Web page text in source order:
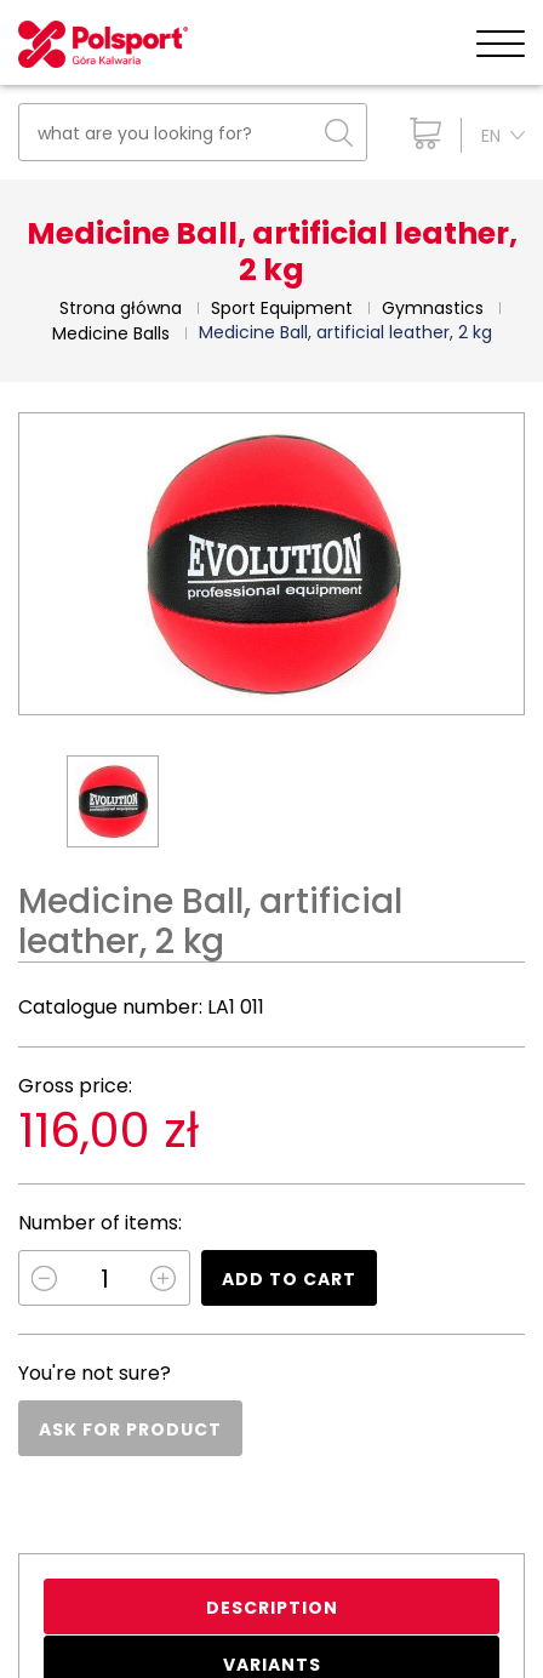
EN
Medicine Ball, artificial leather,
2 kg
Strona główna Sport Equipment
Gymnastics
Medicine Balls
Medicine Ball, artificial leather, 2 kg
Medicine Ball, artificial
leather, 2 kg
Catalogue number: LA1 011
Gross price:
116,00 zł
Number of items:
ADD TO CART
You're not sure?
ASK FOR PRODUCT
DESCRIPTION
VARIANTS